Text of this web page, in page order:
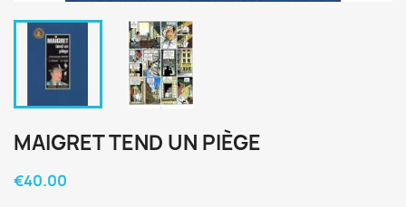
MAIGRET TEND UN PIÈGE
€40.00